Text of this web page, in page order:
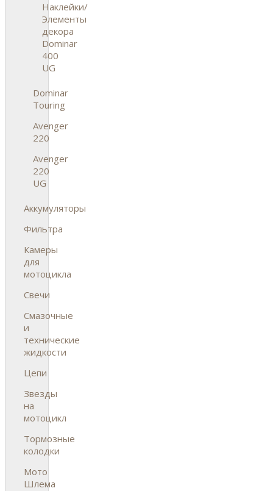
Наклейки/
Элементы
декора
Dominar
400
UG
Dominar
Touring
Avenger
220
Avenger
220
UG
Аккумуляторы
Фильтра
Камеры
для
мотоцикла
Свечи
Смазочные
и
технические
жидкости
Цепи
Звезды
на
мотоцикл
Тормозные
колодки
Мото
Шлема